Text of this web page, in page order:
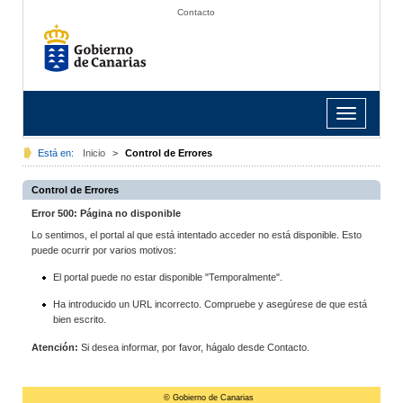
Contacto
Toggle
navigation
Está en: Inicio > Control de Errores
Control de Errores
Error 500: Página no disponible
Lo sentimos, el portal al que está intentado acceder no está disponible. Esto
puede ocurrir por varios motivos:
El portal puede no estar disponible "Temporalmente".
Ha introducido un URL incorrecto. Compruebe y asegúrese de que está
bien escrito.
Atención: Si desea informar, por favor, hágalo desde Contacto.
© Gobierno de Canarias